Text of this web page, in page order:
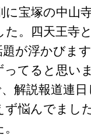
宝塚の中山
。四天王寺
が浮かびま
ってると思い
解説報道連
ず悩んでまし